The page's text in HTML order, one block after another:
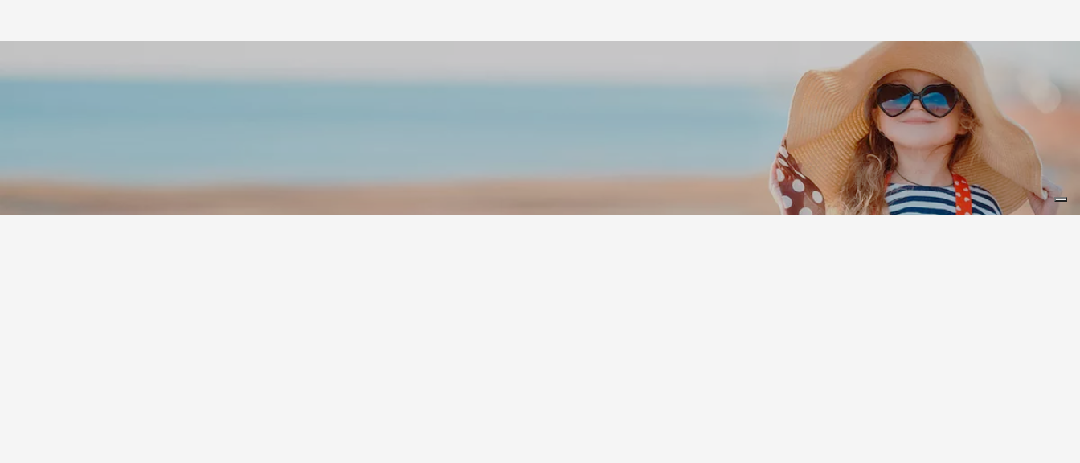
Leaflet|©Koobcamp S.r.l.